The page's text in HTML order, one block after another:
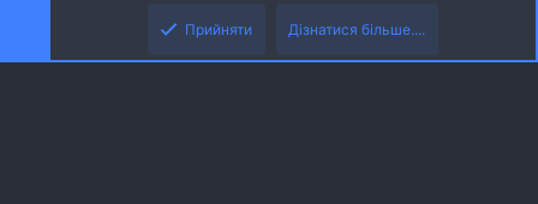
S
Прийняти Дізнатися більше....